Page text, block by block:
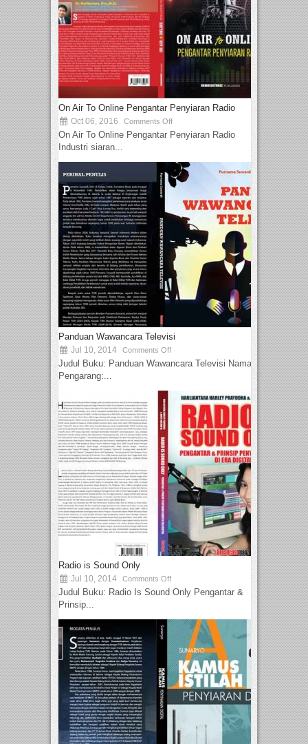
On Air To Online Pengantar Penyiaran Radio
Oct 06, 2016 Comments Off
On Air To Online Pengantar Penyiaran Radio
Industri siaran...
Panduan Wawancara Televisi
Jul 10, 2014 Comments Off
Judul Buku: Panduan Wawancara Televisi Nama
Pengarang:...
Radio is Sound Only
Jul 10, 2014 Comments Off
Judul Buku: Radio Is Sound Only Pengantar &
Prinsip...